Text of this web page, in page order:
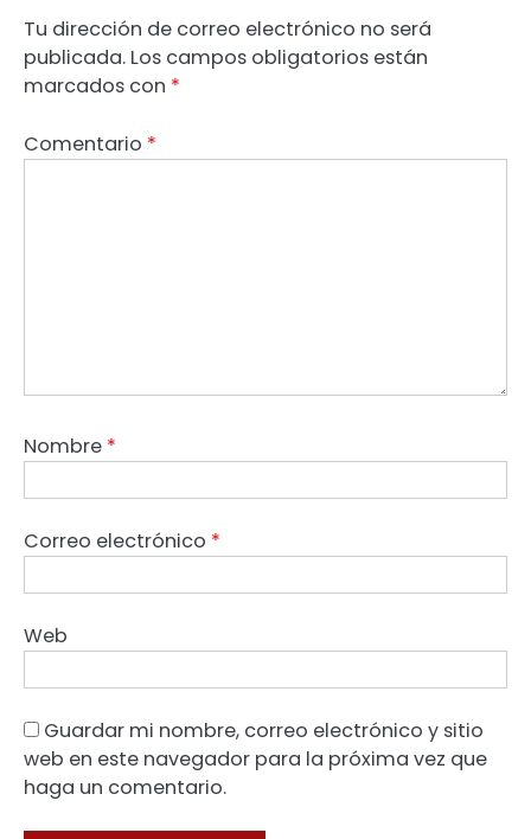
Tu dirección de correo electrónico no será
publicada. Los campos obligatorios están
marcados con *
Comentario *
Nombre *
Correo electrónico *
Web
Guardar mi nombre, correo electrónico y sitio
web en este navegador para la próxima vez que
haga un comentario.